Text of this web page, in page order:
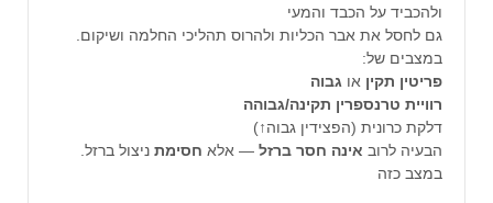
ולהכביד על הכבד והמעי
גם לחסל את אבר הכליות ולהרוס תהליכי החלמה ושיקום.
במצבים של:
פריטין תקין או גבוה
רוויית טרנספרין תקינה/גבוהה
דלקת כרונית (הפצידין גבוה↑)
הבעיה לרוב אינה חסר ברזל — אלא חסימת ניצול ברזל.
במצב כזה